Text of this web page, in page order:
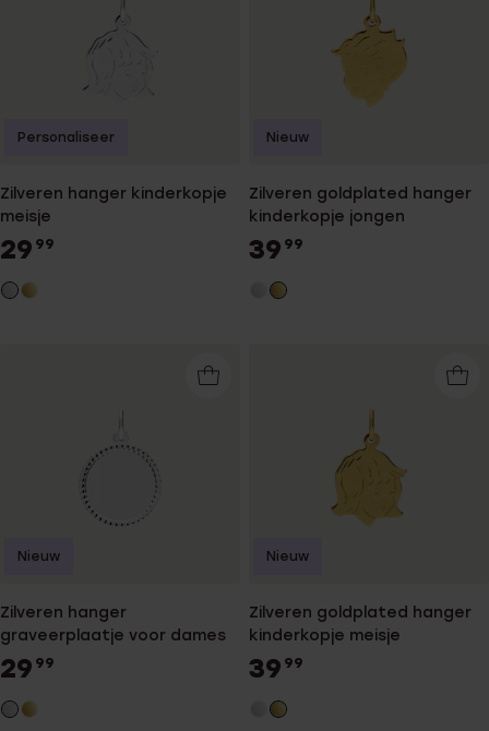
Zilveren hanger kinderkopje
meisje
29 99
Personaliseer
Zilveren goldplated hanger
kinderkopje jongen
39 99
Nieuw
Zilveren hanger
graveerplaatje voor dames
29 99
Nieuw
Zilveren goldplated hanger
kinderkopje meisje
39 99
Nieuw